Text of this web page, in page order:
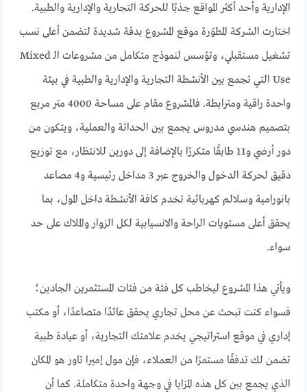
الإدارية وأحد أكثر المواقع جذبًا للحركة التجارية والإدارية والطبية.
اختارت الشركة المطوّرة موقع المشروع بدقة شديدة لتضمن أعلى نسب
تشغيل مستقبلي، وتؤسس لنموذج متكامل من مشروعات الـ Mixed
Use التي تجمع بين الأنشطة التجارية والإدارية والطبية في بيئة
واحدة راقية ومترابطة. فالمشروع مقام على مساحة 4000 متر مربع
بتصميم هندسي مدروس يجمع بين الحداثة والعملية، ويتكون من
دور أرضي و11 طابقًا متكررًا بالإضافة إلى دورين للانتظار، مع توزيع
دقيق لحركة الدخول والخروج عبر 3 مداخل رئيسية و4 مصاعد
بانورامية وسلالم كهربائية تخدم كافة الأنشطة داخل المول، بما
يحقق أعلى مستويات الراحة والانسيابية لكل الزوار والملاك على حد
سواء.
ويأتي هذا المشروع ليخاطب كل فئة من فئات المستثمرين الجادين؛
فسواء كنت تبحث عن محل تجاري يحقق عائدًا متصاعدًا، أو مكتب
إداري في موقع استراتيجي يخدم علامتك التجارية، أو عيادة طبية
تضمن لك تدفقًا مستمرًا من العملاء، فإن مول إميرا تاور هو المكان
الذي يجمع بين كل هذه المزايا في وجهة واحدة متكاملة. كما أن